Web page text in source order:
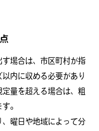
場合は、市区町村が指
内に収める必要があり
量を超える場合は、粗
。
曜日や地域によって分